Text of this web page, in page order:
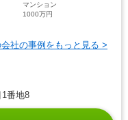
マンション
1000万円
会社の事例をもっと見る >
番地8